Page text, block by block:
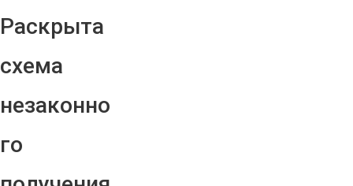
Раскрыта
схема
незаконно
го